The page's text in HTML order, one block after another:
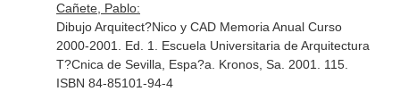
Cañete, Pablo:
Dibujo Arquitect?Nico y CAD Memoria Anual Curso
2000-2001. Ed. 1. Escuela Universitaria de Arquitectura
T?Cnica de Sevilla, Espa?a. Kronos, Sa. 2001. 115.
ISBN 84-85101-94-4